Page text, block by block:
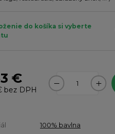
do košíka si vyberte
€
bez DPH
100% bavlna